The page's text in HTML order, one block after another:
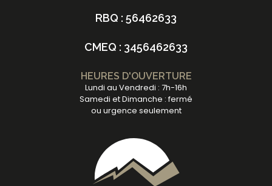
RBQ : 56462633
CMEQ : 3456462633
HEURES D'OUVERTURE
Lundi au Vendredi : 7h-16h
Samedi et Dimanche : fermé
ou urgence seulement